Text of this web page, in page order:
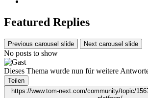
Featured Replies
Previous carousel slide Next carousel slide
No posts to show
Dieses Thema wurde nun für weitere
Teilen
https://www.tom-next.com/community/topic/